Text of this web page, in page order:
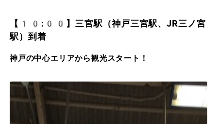
【10:00】三宮駅（神戸三宮駅、JR三ノ宮
駅）到着
神戸の中心エリアから観光スタート！